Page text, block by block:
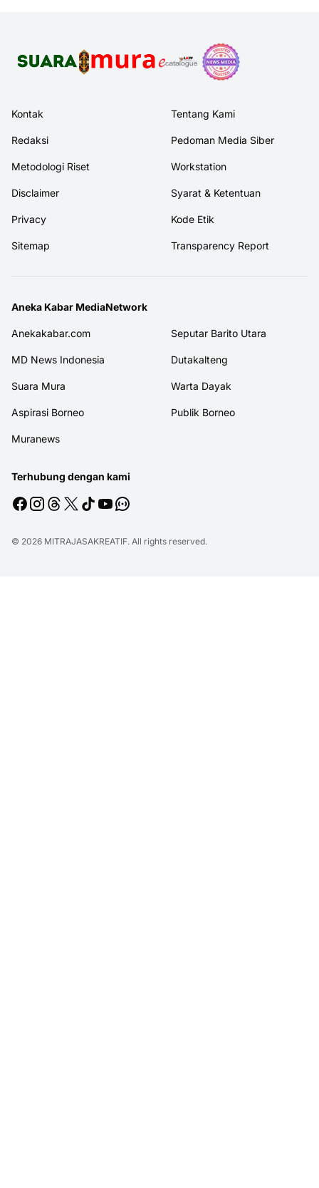
Kontak Tentang Kami
Redaksi Pedoman Media Siber
Metodologi Riset Workstation
Disclaimer Syarat & Ketentuan
Privacy Kode Etik
Sitemap Transparency Report
Aneka Kabar MediaNetwork
Anekakabar.com Seputar Barito Utara
MD News Indonesia Dutakalteng
Suara Mura Warta Dayak
Aspirasi Borneo Publik Borneo
Muranews
Terhubung dengan kami
© 2026 MITRAJASAKREATIF. All rights reserved.